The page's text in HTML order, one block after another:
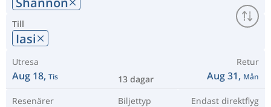
Till
Iasi
Utresa
Aug 18, Tis 13 dagar
Retur
Aug 31, Mån
Resenärer Biljettyp Endast direktflyg